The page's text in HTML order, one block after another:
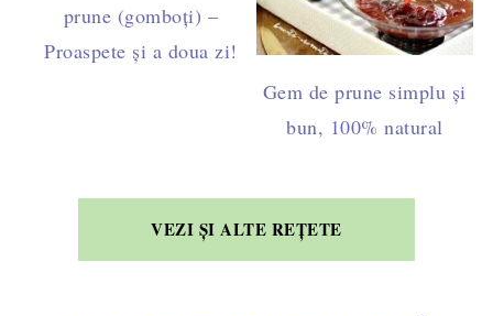
prune (gomboți) –
Proaspete și a doua zi!
Gem de prune simplu și
bun, 100% natural
VEZI ȘI ALTE REȚETE